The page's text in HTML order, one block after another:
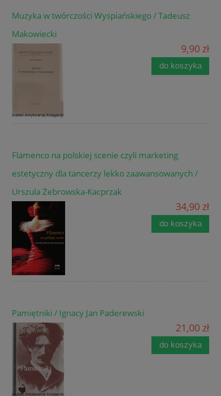
Muzyka w twórczości Wyspiańskiego / Tadeusz
Makowiecki
9,90 zł
do koszyka
Flamenco na polskiej scenie czyli marketing
estetyczny dla tancerzy lekko zaawansowanych /
Urszula Żebrowska-Kacprzak
34,90 zł
do koszyka
Pamiętniki / Ignacy Jan Paderewski
21,00 zł
do koszyka